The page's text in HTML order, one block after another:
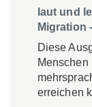
laut und
Migration
Diese
Menschen
erreichen